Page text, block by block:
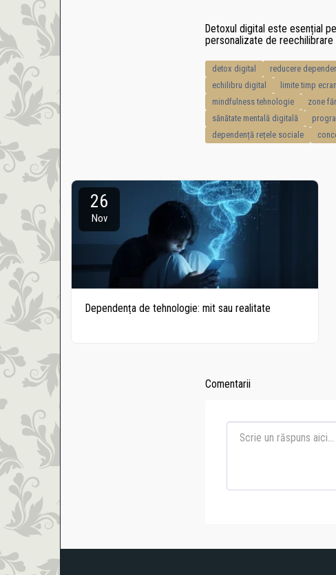
Detoxul digital este esențial
personalizate de
detox digital reducere
echilibru digital
limite timp ecran
mindfulness tehnologie
zone
sănătate mentală digitală
dependență rețele sociale
26
Nov
Dependența de tehnologie: mit sau realitate
Comentarii